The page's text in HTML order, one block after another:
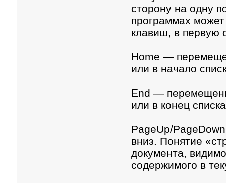
сторону на одну
программах
клавиш, в первую
Home —
или в начало
End —
или в конец
PageUp/
вниз. Понятие
документа,
содержимого в